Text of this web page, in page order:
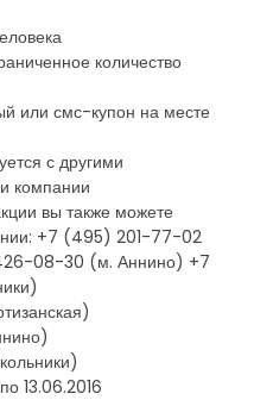
количество
или смс-купон на месте
с другими
компании
вы также можете
+7 (495) 201-77-02
08-30 (м. Аннино) +7
13.06.2016